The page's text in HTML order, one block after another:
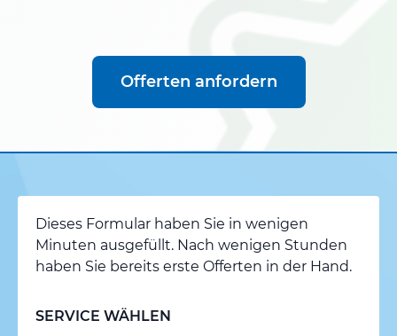
Offerten anfordern
Dieses Formular haben Sie in wenigen
Minuten ausgefüllt. Nach wenigen Stunden
haben Sie bereits erste Offerten in der Hand.
SERVICE WÄHLEN